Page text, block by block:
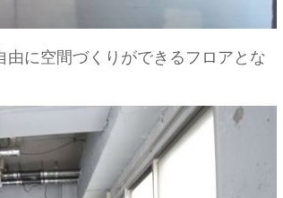
に空間づくりができるフロアとな